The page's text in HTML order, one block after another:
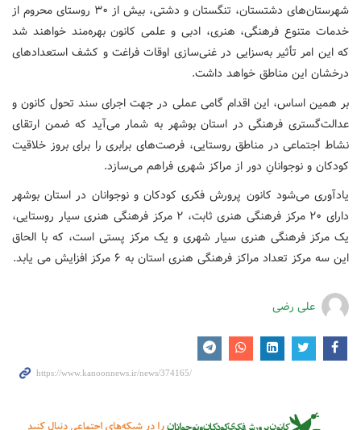
شهرستان‌های دشتستان، تنگستان و دشتی، بیش از ۳۰ روستای محروم از
خدمات متنوع فرهنگی، هنری، ادبی و علمی کانون بهره‌مند خواهند شد
که این امر تأثیر به‌سزایی در غنی‌سازی اوقات فراغت و کشف استعدادهای
درخشان این مناطق خواهد داشت.
بر همین اساس، این اقدام گامی عملی در جهت اجرای سند تحول کانون و
عدالت‌گستری فرهنگی در استان بوشهر به شمار می‌آید که ضمن ارتقای
نشاط اجتماعی در مناطق روستایی، فرصت‌های برابری را برای بروز خلاقیت
کودکان و نوجوانانِ دور از مراکز شهری فراهم می‌سازد.
یادآوری می‌شود کانون پرورش فکری کودکان و نوجوانان در استان بوشهر
دارای ۲۰ مرکز فرهنگی هنری ثابت، ۲ مرکز فرهنگی هنری سیار روستایی،
یک مرکز فرهنگی هنری سیار شهری و یک مرکز پستی است، که با الحاق
این سه مرکز تعداد مراکز فرهنگی هنری استان به ۶ مرکز افزایش می یابد.
علی رضی